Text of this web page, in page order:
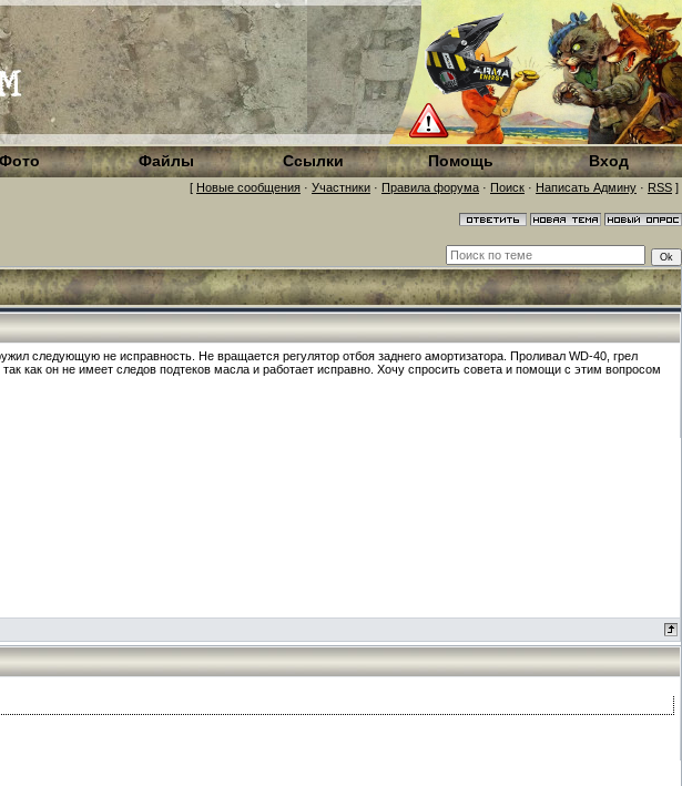
Файлы Ссылки Помощь Вход
[ Новые сообщения · Участники · Правила форума · Поиск · Написать Админу · RSS ]
следующую не исправность. Не вращается регулятор отбоя заднего амортизатора. Проливал WD-40, грел
как он не имеет следов подтеков масла и работает исправно. Хочу спросить совета и помощи с этим вопросом